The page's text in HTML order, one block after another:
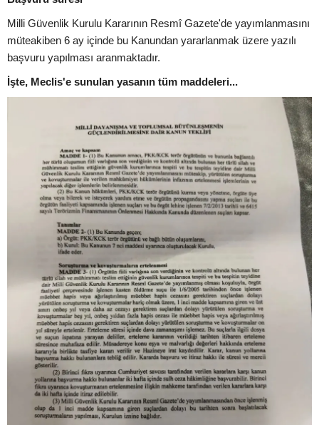
Milli Güvenlik Kurulu Kararının Resmî Gazete'de yayımlanmasını
müteakiben 6 ay içinde bu Kanundan yararlanmak üzere yazılı
başvuru yapılması aranmaktadır.
İşte, Meclis'e sunulan yasanın tüm maddeleri...